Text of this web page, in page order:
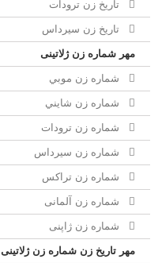
تاريخ زن ترودات
تاريخ زن سيرداس
مهر شماره زن ژلاتینی
شماره زن موبي
شماره زن شايني
شماره زن ترودات
شماره زن سيرداس
شماره زن تراکس
شماره زن آلمانی
شماره زن ژاپنی
مهر تاریخ زن شماره زن ژلاتینی